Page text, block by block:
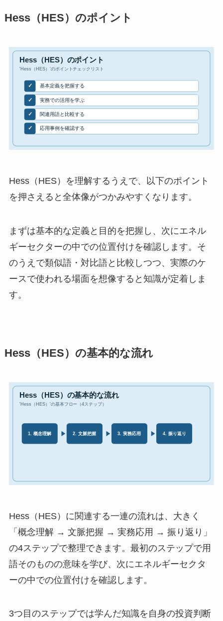
Hess（HES）のポイント
Hess（HES）を理解するうえで、以下のポイント
を押さえると全体像がつかみやすくなります。
まずは基本的な定義と目的を把握し、次にエネル
ギーセクターの中での位置付けを確認します。そ
のうえで類似語・対比語と比較しつつ、実際のケ
ースで使われる場面を想像すると知識が定着しま
す。
Hess（HES）の基本的な流れ
Hess（HES）に関連する一連の流れは、大きく
「概念理解 → 文脈把握 → 実務応用 → 振り返り」
の4ステップで整理できます。最初のステップで用
語そのものの意味を学び、次にエネルギーセクタ
ーの中での位置付けを確認します。
3つ目のステップでは学んだ知識を自身の投資判断